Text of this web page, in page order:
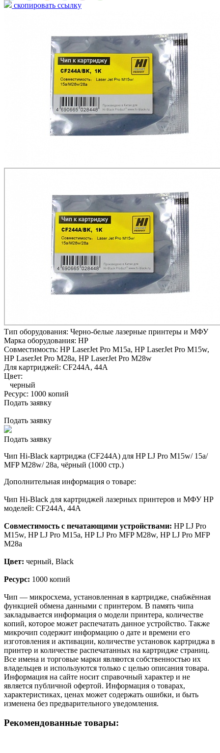
скопировать ссылку
Тип оборудования: Черно-белые лазерные принтеры и МФУ
Марка оборудования: HP
Совместимость: HP LaserJet Pro M15a, HP LaserJet Pro M15w,
HP LaserJet Pro M28a, HP LaserJet Pro M28w
Для картриджей: CF244A, 44A
Цвет:
черный
Ресурс: 1000 копий
Подать заявку
Подать заявку
Подать заявку
Чип Hi-Black картриджа (CF244A) для HP LJ Pro M15w/ 15a/
MFP M28w/ 28a, чёрный (1000 стр.)
Дополнительная информация о товаре:
Чип Hi-Black для картриджей лазерных принтеров и МФУ HP
моделей: CF244A, 44A
Совместимость с печатающими устройствами: HP LJ Pro
M15w, HP LJ Pro M15a, HP LJ Pro MFP M28w, HP LJ Pro MFP
M28a
Цвет: черный, Black
Ресурс: 1000 копий
Чип — микросхема, установленная в картридже, снабжённая
функцией обмена данными с принтером. В память чипа
закладывается информация о модели принтера, количестве
копий, которое может распечатать данное устройство. Также
микрочип содержит информацию о дате и времени его
изготовления и активации, количестве установок картриджа в
принтер и количестве распечатанных на картридже страниц.
Все имена и торговые марки являются собственностью их
владельцев и используются только с целью описания товара.
Информация на сайте носит справочный характер и не
является публичной офертой. Информация о товарах,
характеристиках, ценах может содержать ошибки, и быть
изменена без предварительного уведомления.
Рекомендованные товары: